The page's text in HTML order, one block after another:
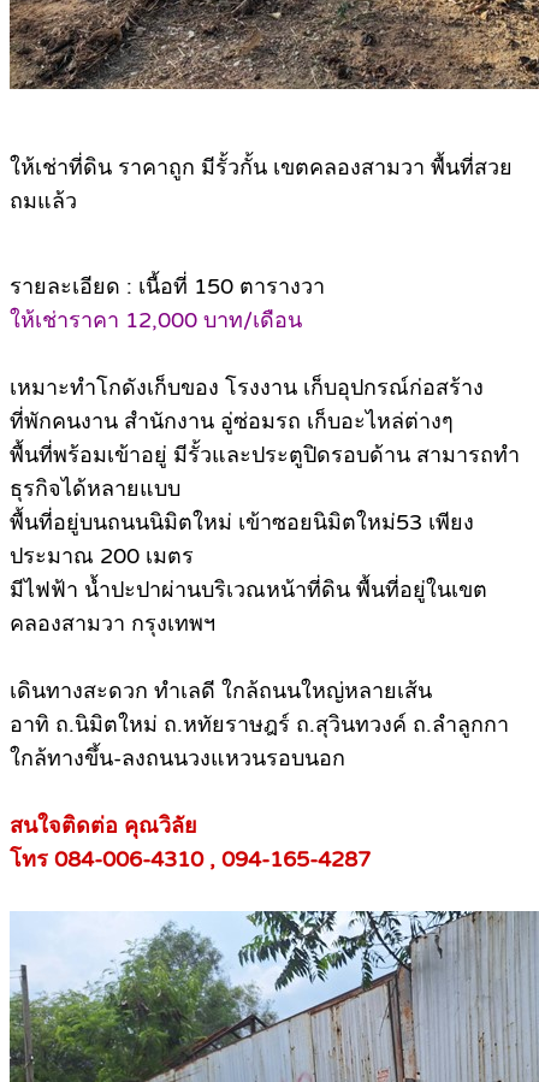
ให้เช่าที่ดิน ราคาถูก มีรั้วกั้น เขตคลองสามวา พื้นที่สวย
ถมแล้ว
รายละเอียด : เนื้อที่ 150 ตารางวา
ให้เช่าราคา 12,000 บาท/เดือน
เหมาะทำโกดังเก็บของ โรงงาน เก็บอุปกรณ์ก่อสร้าง
ที่พักคนงาน สำนักงาน อู่ซ่อมรถ เก็บอะไหล่ต่างๆ
พื้นที่พร้อมเข้าอยู่ มีรั้วและประตูปิดรอบด้าน สามารถทำ
ธุรกิจได้หลายแบบ
พื้นที่อยู่บนถนนนิมิตใหม่ เข้าซอยนิมิตใหม่53 เพียง
ประมาณ 200 เมตร
มีไฟฟ้า น้ำปะปาผ่านบริเวณหน้าที่ดิน พื้นที่อยู่ในเขต
คลองสามวา กรุงเทพฯ
เดินทางสะดวก ทำเลดี ใกล้ถนนใหญ่หลายเส้น
อาทิ ถ.นิมิตใหม่ ถ.หทัยราษฎร์ ถ.สุวินทวงค์ ถ.ลำลูกกา
ใกล้ทางขึ้น-ลงถนนวงแหวนรอบนอก
สนใจติดต่อ คุณวิลัย
โทร 084-006-4310 , 094-165-4287